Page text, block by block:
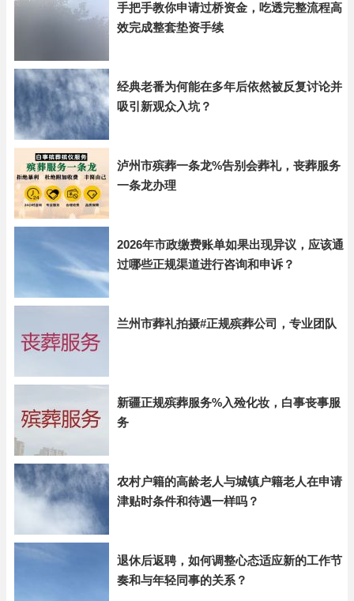
手把手教你申请过桥资金，吃透完整流程高
效完成整套垫资手续
经典老番为何能在多年后依然被反复讨论并
吸引新观众入坑？
泸州市殡葬一条龙%告别会葬礼，丧葬服务
一条龙办理
2026年市政缴费账单如果出现异议，应该通
过哪些正规渠道进行咨询和申诉？
兰州市葬礼拍摄#正规殡葬公司，专业团队
新疆正规殡葬服务%入殓化妆，白事丧事服
务
农村户籍的高龄老人与城镇户籍老人在申请
津贴时条件和待遇一样吗？
退休后返聘，如何调整心态适应新的工作节
奏和与年轻同事的关系？